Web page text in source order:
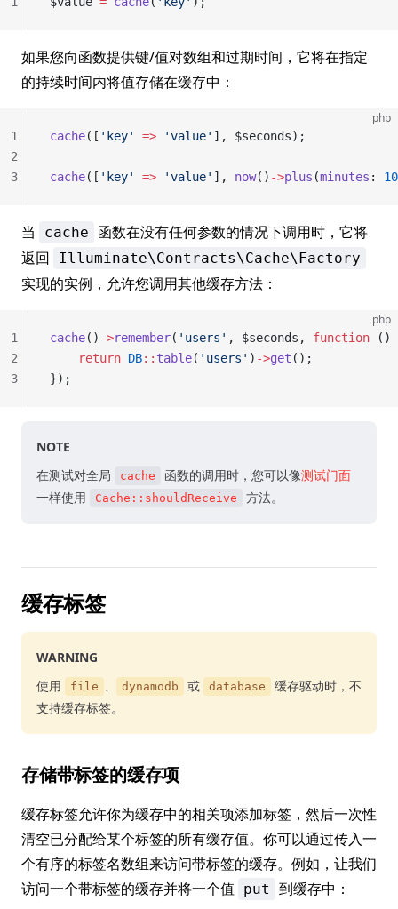
如果您向函数提供键/值对数组和过期时间，它将在指定
的持续时间内将值存储在缓存中：
php
cache([ 'key' => 'value' ], $seconds);
cache([ 'key' => 'value' ], now() ->plus (minutes : 10
1
2
3
当 cache
函数在没有任何参数的情况下调用时，它将
返回
Illuminate\Contracts\Cache\Factory
实现的实例，允许您调用其他缓存方法：
php
cache() ->remember( 'users' , $seconds, function ()
    return
DB:: table( 'users' ) ->get ();
});
1
2
3
NOTE
在测试对全局
cache 函数的调用时，您可以像测试门面
一样使用
Cache::shouldReceive 方法。
缓存标签
WARNING
使用
file 、 dynamodb 或 database
缓存驱动时，不
支持缓存标签。
存储带标签的缓存项
缓存标签允许你为缓存中的相关项添加标签，然后一次性
清空已分配给某个标签的所有缓存值。你可以通过传入一
个有序的标签名数组来访问带标签的缓存。例如，让我们
访问一个带标签的缓存并将一个值
put 到缓存中：